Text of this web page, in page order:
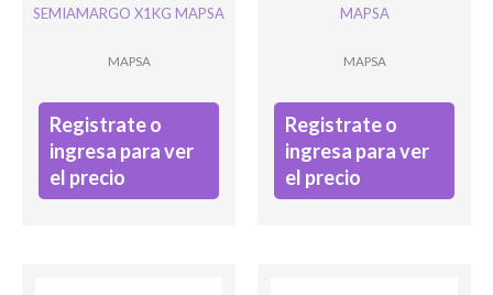
SEMIAMARGO X1KG MAPSA
MAPSA
Registrate o
ingresa para ver
el precio
MAPSA
MAPSA
Registrate o
ingresa para ver
el precio